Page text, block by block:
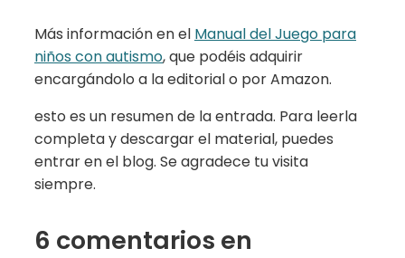
Más información en el Manual del Juego para
niños con autismo, que podéis adquirir
encargándolo a la editorial o por Amazon.
esto es un resumen de la entrada. Para leerla
completa y descargar el material, puedes
entrar en el blog. Se agradece tu visita
siempre.
6 comentarios en